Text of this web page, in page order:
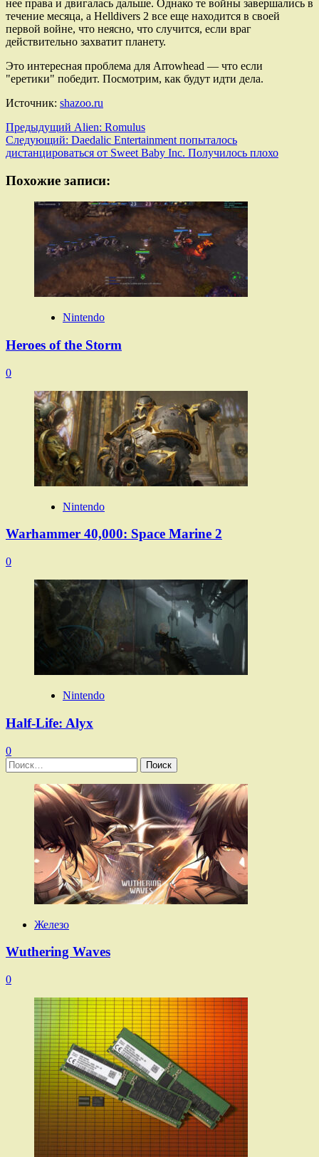
нее права и двигалась дальше. Однако те войны завершались в
течение месяца, а Helldivers 2 все еще находится в своей
первой войне, что неясно, что случится, если враг
действительно захватит планету.
Это интересная проблема для Arrowhead — что если
"еретики" победит. Посмотрим, как будут идти дела.
Источник: shazoo.ru
Навигация
записи
Предыдущий Alien: Romulus
Следующий: Daedalic Entertainment попыталось
дистанцироваться от Sweet Baby Inc. Получилось плохо
Похожие записи:
Nintendo
Heroes of the Storm
0
Nintendo
Warhammer 40,000: Space Marine 2
0
Nintendo
Half-Life: Alyx
0
Найти:
Железо
Wuthering Waves
0